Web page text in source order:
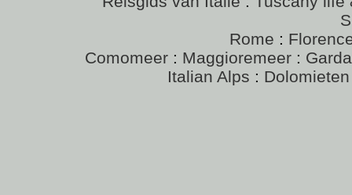
Rome :
Comomeer : Maggioremeer :
Italian Alps :